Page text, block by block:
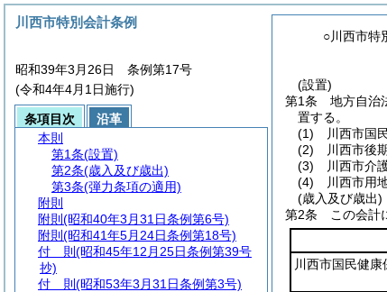
○川西市特
(設置)
第1条
地方自治
置する。
(1)
川西市国
(2)
川西市後
(3)
川西市介
(4)
川西市用
(歳入及び歳出)
第2条
この会計
川西市国民健
川西市特別会計条例
昭和39年3月26日 条例第17号
(令和4年4月1日施行)
条項目次
沿革
本則
第1条(設置)
第2条(歳入及び歳出)
第3条(弾力条項の適用)
附則
附則 (昭和40年3月31日条例第6号)
附則 (昭和41年5月24日条例第18号)
付 則 (昭和45年12月25日条例第39号
抄)
付 則 (昭和53年3月31日条例第3号)